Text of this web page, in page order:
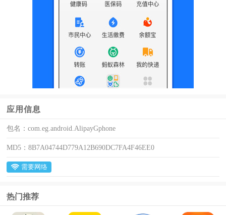
应用信息
包名：com.eg.android.AlipayGphone
MD5：8B7A04744D779A12B690DC7FA4F46EE0
需要网络
热门推荐